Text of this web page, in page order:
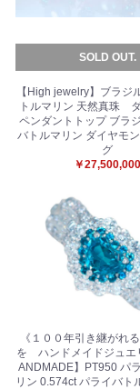
SOLD OUT.
【High jewelry】ブラジ
トルマリン 天然真珠
ペンダントトップ ブラ
バトルマリン ダイヤモ
グ
￥27,500,000
《１００年引き継がれ
を ハンドメイドジュエ
ANDMADE】PT950 パ
リン 0.574ct パライバト